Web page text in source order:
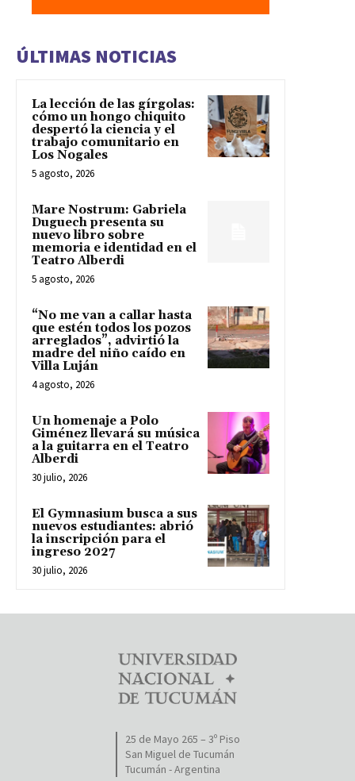
ÚLTIMAS NOTICIAS
La lección de las gírgolas:
cómo un hongo chiquito
despertó la ciencia y el
trabajo comunitario en
Los Nogales
5 agosto, 2026
Mare Nostrum: Gabriela
Duguech presenta su
nuevo libro sobre
memoria e identidad en el
Teatro Alberdi
5 agosto, 2026
“No me van a callar hasta
que estén todos los pozos
arreglados”, advirtió la
madre del niño caído en
Villa Luján
4 agosto, 2026
Un homenaje a Polo
Giménez llevará su música
a la guitarra en el Teatro
Alberdi
30 julio, 2026
El Gymnasium busca a sus
nuevos estudiantes: abrió
la inscripción para el
ingreso 2027
30 julio, 2026
25 de Mayo 265 – 3º Piso
San Miguel de Tucumán
Tucumán - Argentina